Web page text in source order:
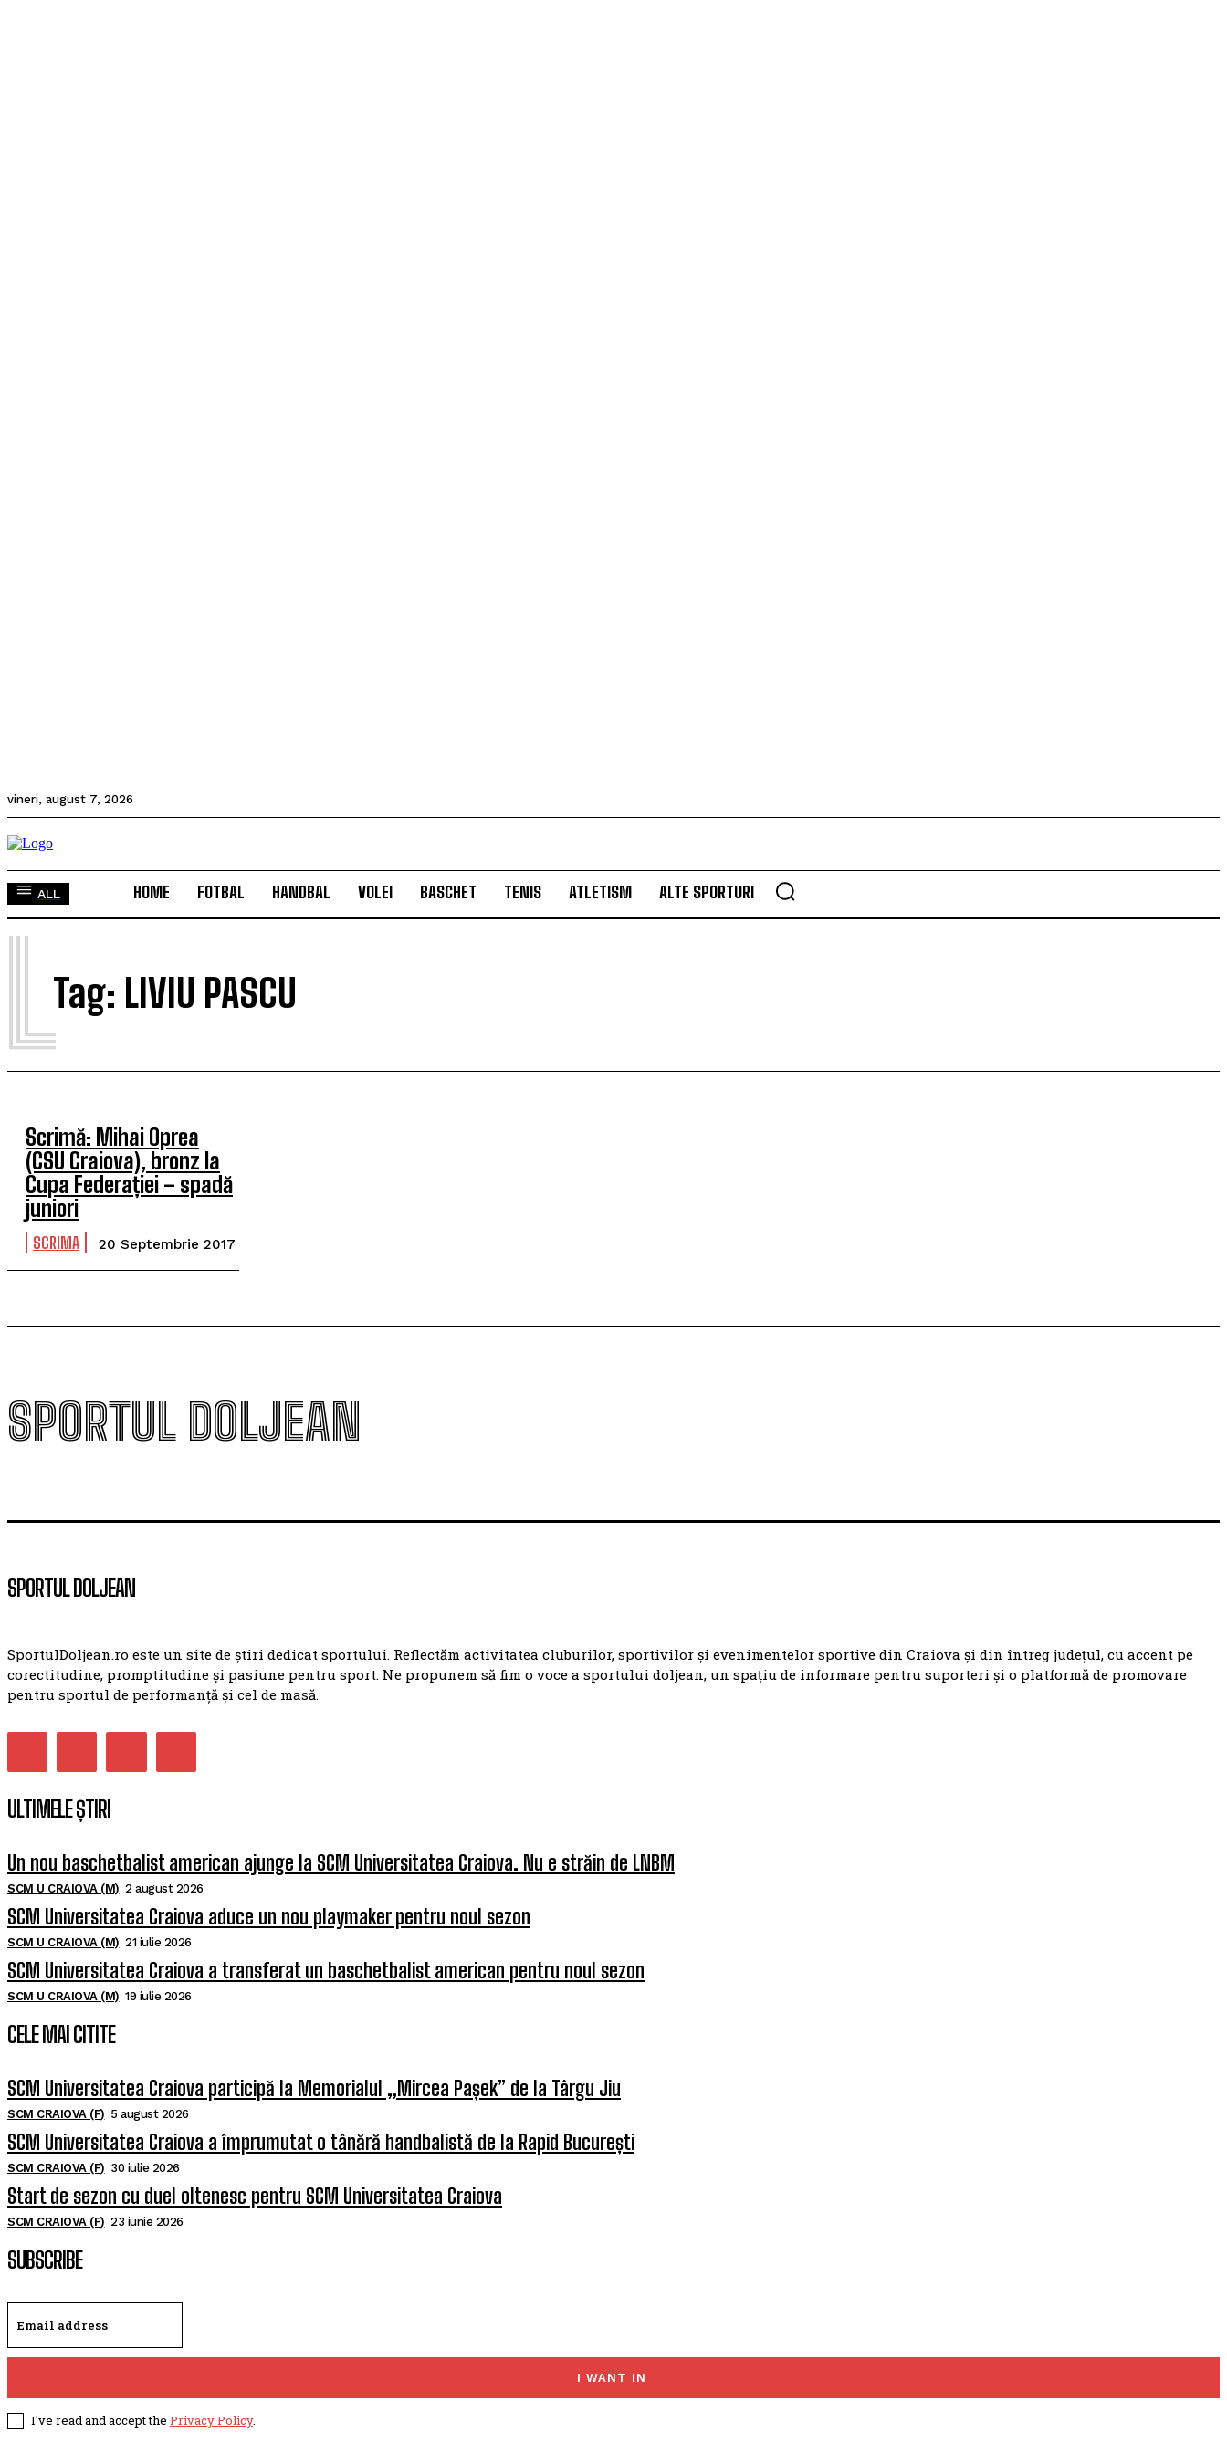
vineri, august 7, 2026
ALL HOME FOTBAL HANDBAL VOLEI BASCHET TENIS ATLETISM ALTE SPORTURI
Tag: LIVIU PASCU
L
Scrimă: Mihai Oprea
(CSU Craiova), bronz la
Cupa Federației – spadă
juniori
SCRIMA 20 Septembrie 2017
SPORTUL DOLJEAN
SPORTUL DOLJEAN
SportulDoljean.ro este un site de știri dedicat sportului. Reflectăm activitatea cluburilor, sportivilor și evenimentelor sportive din Craiova și din întreg județul, cu accent pe
corectitudine, promptitudine și pasiune pentru sport. Ne propunem să fim o voce a sportului doljean, un spațiu de informare pentru suporteri și o platformă de promovare
pentru sportul de performanță și cel de masă.
ULTIMELE ȘTIRI
Un nou baschetbalist american ajunge la SCM Universitatea Craiova. Nu e străin de LNBM
SCM U CRAIOVA (M) 2 august 2026
SCM Universitatea Craiova aduce un nou playmaker pentru noul sezon
SCM U CRAIOVA (M) 21 iulie 2026
SCM Universitatea Craiova a transferat un baschetbalist american pentru noul sezon
SCM U CRAIOVA (M) 19 iulie 2026
CELE MAI CITITE
SCM Universitatea Craiova participă la Memorialul „Mircea Pașek” de la Târgu Jiu
SCM CRAIOVA (F) 5 august 2026
SCM Universitatea Craiova a împrumutat o tânără handbalistă de la Rapid București
SCM CRAIOVA (F) 30 iulie 2026
Start de sezon cu duel oltenesc pentru SCM Universitatea Craiova
SCM CRAIOVA (F) 23 iunie 2026
SUBSCRIBE
I WANT IN
I've read and accept the Privacy Policy.